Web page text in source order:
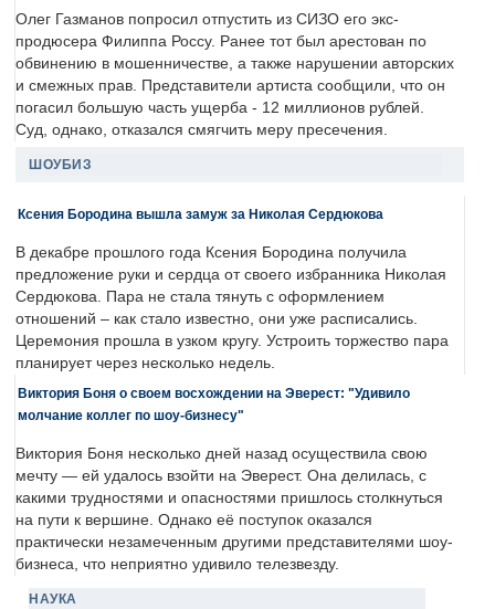
Олег Газманов попросил отпустить из СИЗО его экс-
продюсера Филиппа Россу. Ранее тот был арестован по
обвинению в мошенничестве, а также нарушении авторских
и смежных прав. Представители артиста сообщили, что он
погасил большую часть ущерба - 12 миллионов рублей.
Суд, однако, отказался смягчить меру пресечения.
ШОУБИЗ
Ксения Бородина вышла замуж за Николая Сердюкова
В декабре прошлого года Ксения Бородина получила
предложение руки и сердца от своего избранника Николая
Сердюкова. Пара не стала тянуть с оформлением
отношений – как стало известно, они уже расписались.
Церемония прошла в узком кругу. Устроить торжество пара
планирует через несколько недель.
Виктория Боня о своем восхождении на Эверест: "Удивило
молчание коллег по шоу-бизнесу"
Виктория Боня несколько дней назад осуществила свою
мечту — ей удалось взойти на Эверест. Она делилась, с
какими трудностями и опасностями пришлось столкнуться
на пути к вершине. Однако её поступок оказался
практически незамеченным другими представителями шоу-
бизнеса, что неприятно удивило телезвезду.
НАУКА